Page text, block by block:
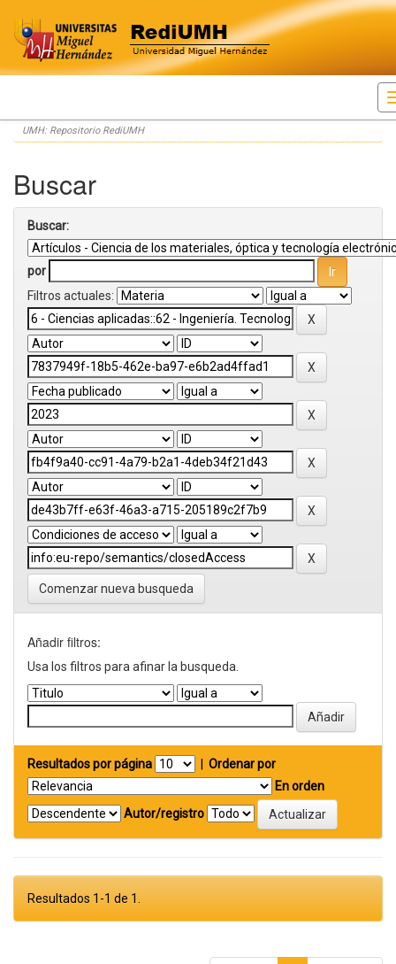
Skip
navigation
UMH: Repositorio RediUMH
Buscar
Buscar:
por
Filtros actuales:
Comenzar nueva busqueda
Añadir filtros:
Usa los filtros para afinar la busqueda.
Resultados por página
Ordenar por
En orden
Autor/registro
Resultados 1-1 de 1.